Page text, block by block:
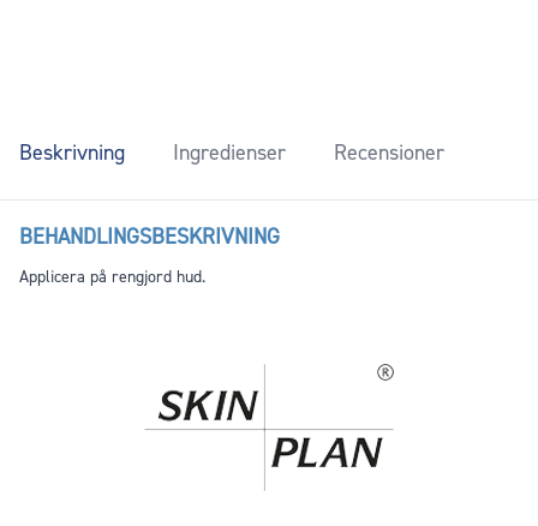
Beskrivning Ingredienser Recensioner
BEHANDLINGSBESKRIVNING
Applicera på rengjord hud.